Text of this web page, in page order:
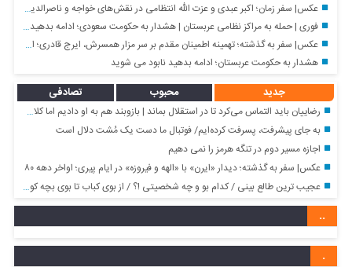
عکس| سفر زمان؛ اکبر عبدی و عزت الله انتظامی در نقش‌های خواجه و ناصرالدین شاه
فوری | حمله به مراکز نظامی عربستان | هشدار به حکومت سعودی؛ ادامه بدهید نابود می شوید
عکس| سفر به گذشته؛ تهمینه اطمینان مقدم بر سر مزار همسرش، ایرج قادری؛ اواسط دهه ۹۰
هشدار به حکومت عربستان؛ ادامه بدهید نابود می شوید
جدید محبوب تصادفی
رضاییان باید التماس می‌کرد تا در استقلال بماند | بازوبند هم به او دادیم اما کلاس گذاشت
به جای پیشرفت، پسرفت کرده‌ایم/ فوتبال ما دست یک مُشت دلال است
اجازه مسیر دوم در تنگه هرمز را نمی دهیم
عکس| سفر به گذشته؛ دیدار «ایرن» با «الهه و فیروزه» در ایام پیری؛ اواخر دهه ۸۰
عجیب ترین طالع بینی / کدام بو و چه شخصیتی !؟ / از بوی کباب تا بوی بچه کوچک
..
.